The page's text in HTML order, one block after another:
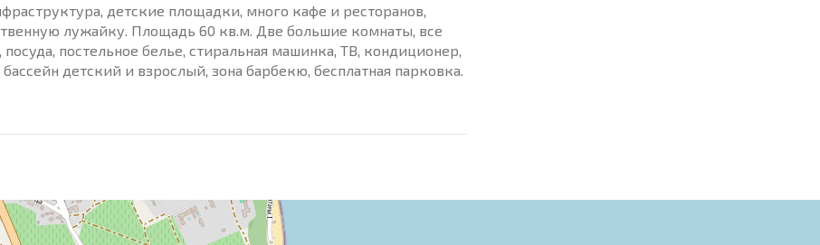
детские площадки, много кафе и ресторанов,
лужайку. Площадь 60 кв.м. Две большие комнаты, все
постельное белье, стиральная машинка, ТВ, кондиционер,
детский и взрослый, зона барбекю, бесплатная парковка.